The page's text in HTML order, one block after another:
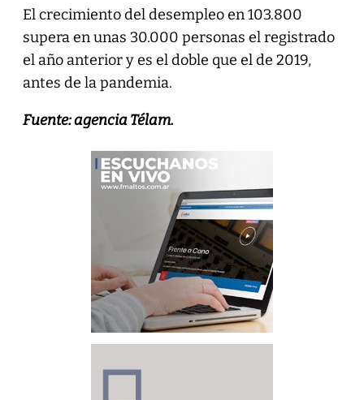
El crecimiento del desempleo en 103.800
supera en unas 30.000 personas el registrado
el año anterior y es el doble que el de 2019,
antes de la pandemia.
Fuente: agencia Télam.